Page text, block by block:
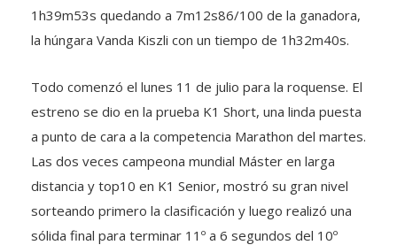
1h39m53s quedando a 7m12s86/100 de la ganadora,
la húngara Vanda Kiszli con un tiempo de 1h32m40s.
Todo comenzó el lunes 11 de julio para la roquense. El
estreno se dio en la prueba K1 Short, una linda puesta
a punto de cara a la competencia Marathon del martes.
Las dos veces campeona mundial Máster en larga
distancia y top10 en K1 Senior, mostró su gran nivel
sorteando primero la clasificación y luego realizó una
sólida final para terminar 11º a 6 segundos del 10º